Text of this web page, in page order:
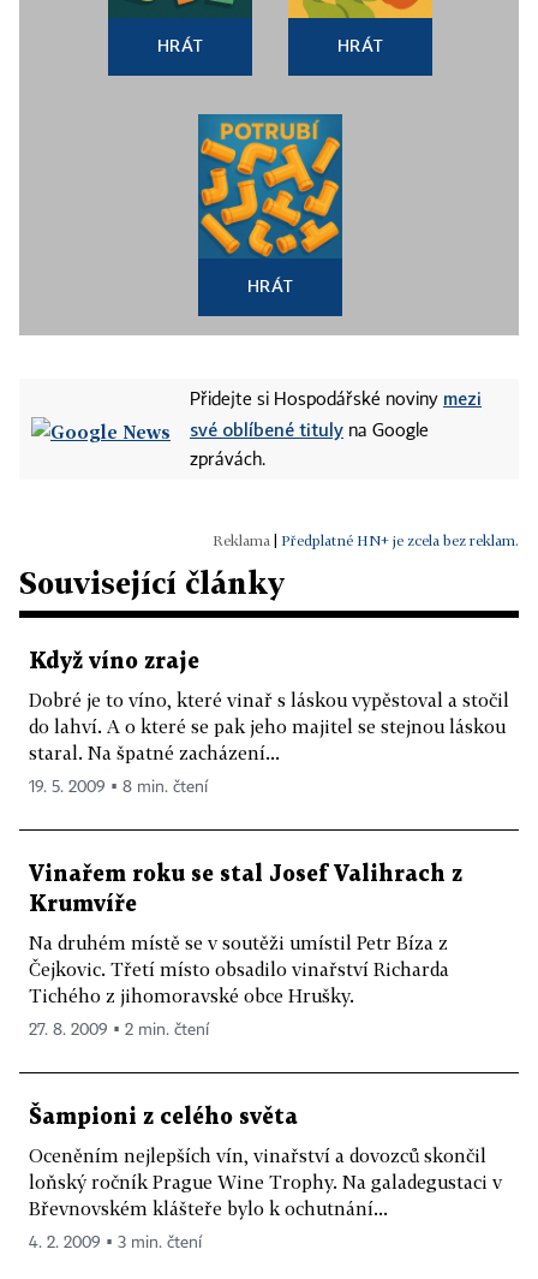
HRÁT HRÁT
HRÁT
Přidejte si Hospodářské noviny mezi
své oblíbené tituly na Google
zprávách.
Předplatné HN+ je zcela bez reklam.
Související články
Když víno zraje
Dobré je to víno, které vinař s láskou vypěstoval a stočil
do lahví. A o které se pak jeho majitel se stejnou láskou
staral. Na špatné zacházení...
19. 5. 2009 ▪ 8 min. čtení
Vinařem roku se stal Josef Valihrach z
Krumvíře
Na druhém místě se v soutěži umístil Petr Bíza z
Čejkovic. Třetí místo obsadilo vinařství Richarda
Tichého z jihomoravské obce Hrušky.
27. 8. 2009 ▪ 2 min. čtení
Šampioni z celého světa
Oceněním nejlepších vín, vinařství a dovozců skončil
loňský ročník Prague Wine Trophy. Na galadegustaci v
Břevnovském klášteře bylo k ochutnání...
4. 2. 2009 ▪ 3 min. čtení